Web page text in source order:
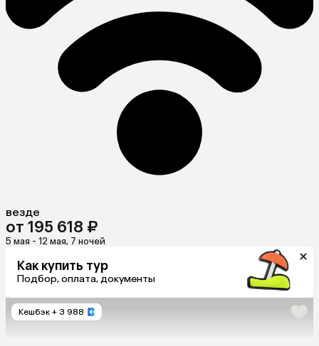
везде
от 195 618 ₽
5 мая - 12 мая, 7 ночей
Как купить тур
Подбор, оплата, документы
Кешбэк + 3 988